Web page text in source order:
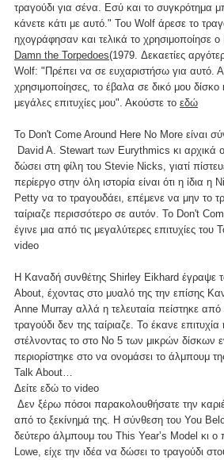
τραγούδι για σένα. Εσύ και το συγκρότημα
κάνετε κάτι με αυτό." Του Wolf άρεσε το
ηχογράφησαν και τελικά το χρησιμοποίησε
Damn the Torpedoes(1979. Δεκαετίες
Wolf: "Πρέπει να σε ευχαριστήσω για αυτό.
χρησιμοποίησες, το έβαλα σε δικό μου δίσκο
μεγάλες επιτυχίες μου". Ακούστε το εδώ
To Don't Come Around Here No More είναι
David A. Stewart των Eurythmics κι αρχικά
δώσει στη φίλη του Stevie Nicks, γιατί
περίεργο στην όλη ιστορία είναι ότι η ίδια η
Petty να το τραγουδάει, επέμενε να μην το
ταίριαζε περισσότερο σε αυτόν. Το Don't
έγινε μια από τις μεγαλύτερες επιτυχίες του
video
H Καναδή συνθέτης Shirley Eikhard έγραψε
About, έχοντας στο μυαλό της την επίσης
Anne Murray αλλά η τελευταία πείστηκε
τραγούδι δεν της ταίριαζε. Το έκανε επιτυχία
στέλνοντας το στο Νο 5 των μικρών δίσκων
περιορίστηκε στο να ονομάσει το άλμπουμ
Talk About…
Δείτε εδώ το video
Δεν ξέρω πόσοι παρακολουθήσατε την
από το ξεκίνημά της. Η σύνθεση του You
δεύτερο άλμπουμ του This Year’s Model κι
Lowe, είχε την ιδέα να δώσει το τραγούδι